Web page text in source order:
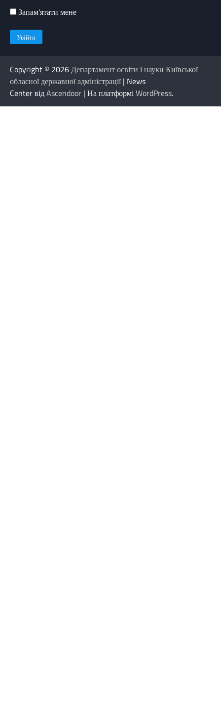
Запам'ятати мене
Copyright © 2026Департамент освіти і науки Київської
обласної державної адміністрації| News
Center відAscendoor | На платформіWordPress.